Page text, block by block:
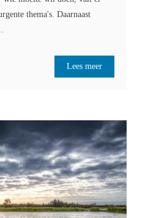
thema's. Daarnaast
Lees meer